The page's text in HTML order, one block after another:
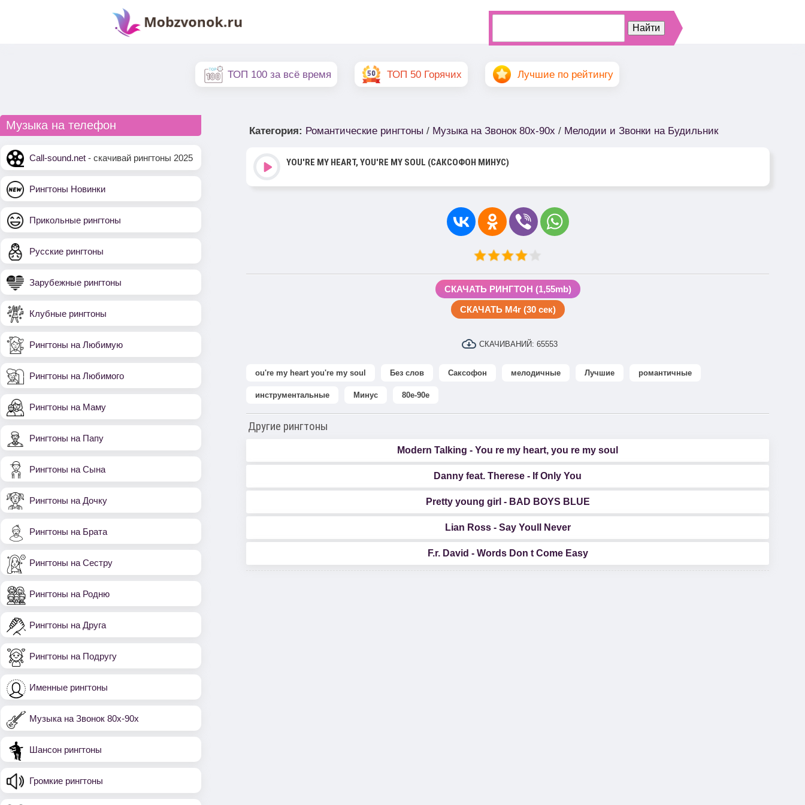
ТОП 100 за всё время ТОП 50 Горячих Лучшие по рейтингу
Музыка на телефон
Call-sound.net - скачивай рингтоны 2025
Рингтоны Новинки
Прикольные рингтоны
Русские рингтоны
Зарубежные рингтоны
Клубные рингтоны
Рингтоны на Любимую
Рингтоны на Любимого
Рингтоны на Маму
Рингтоны на Папу
Рингтоны на Сына
Рингтоны на Дочку
Рингтоны на Брата
Рингтоны на Сестру
Рингтоны на Родню
Рингтоны на Друга
Рингтоны на Подругу
Именные рингтоны
Музыка на Звонок 80х-90х
Шансон рингтоны
Громкие рингтоны
Категория: Романтические рингтоны / Музыка на Звонок 80х-90х / Мелодии и Звонки на Будильник
YOU'RE MY HEART, YOU'RE MY SOUL (САКСОФОН МИНУС)
СКАЧАТЬ РИНГТОН (1,55mb)
СКАЧАТЬ M4r (30 сек)
СКАЧИВАНИЙ: 65553
ou're my heart you're my soul Без слов Саксофон мелодичные Лучшие романтичные
инструментальные Минус 80е-90е
Другие рингтоны
Modern Talking - You re my heart, you re my soul
Danny feat. Therese - If Only You
Pretty young girl - BAD BOYS BLUE
Lian Ross - Say Youll Never
F.r. David - Words Don t Come Easy